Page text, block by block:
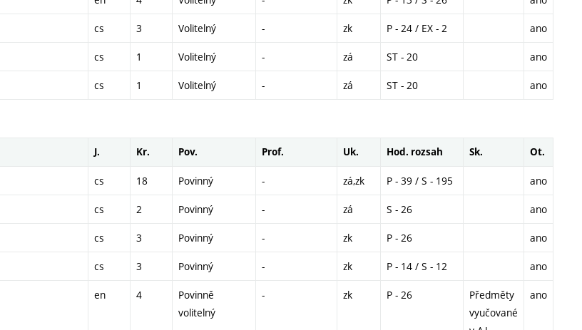
cs 3 Volitelný - zk P - 24 / EX - 2 ano
cs 1 Volitelný - zá ST - 20 ano
cs 1 Volitelný - zá ST - 20 ano
J. Kr. Pov. Prof. Uk. Hod. rozsah Sk. Ot.
cs 18 Povinný - zá,zk P - 39 / S - 195 ano
cs 2 Povinný - zá S - 26 ano
cs 3 Povinný - zk P - 26 ano
cs 3 Povinný - zk P - 14 / S - 12 ano
en 4
Povinně
volitelný
- zk P - 26
Předměty
vyučované
ano